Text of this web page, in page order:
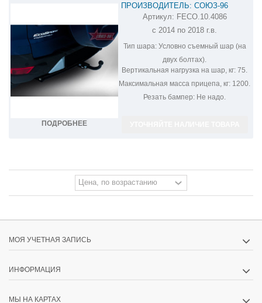
ПОДРОБНЕЕ
ПРОИЗВОДИТЕЛЬ: СОЮЗ-96
ФАРКОП НА FORD ECOSPORT
FECO.10.4086
Артикул: FECO.10.4086
с 2014 по 2018 г.в.
Тип шара:Условно съемный шар (на
двух болтах).
Вертикальная нагрузка на шар, кг: 75.
Максимальная масса прицепа, кг: 1200.
Резать бампер: Не надо.
МОЯ УЧЕТНАЯ ЗАПИСЬ
ИНФОРМАЦИЯ
МЫ НА КАРТАХ